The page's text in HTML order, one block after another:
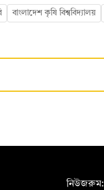
বাংলাদেশ কৃষি বিশ্ববিদ্যালয়
নিউজরুম: